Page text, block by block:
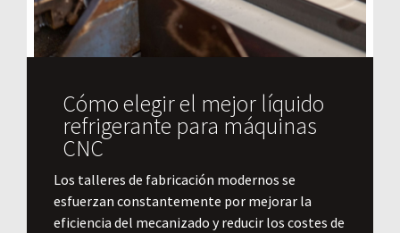
Cómo elegir el mejor líquido
refrigerante para máquinas
CNC
Los talleres de fabricación modernos se
esfuerzan constantemente por mejorar la
eficiencia del mecanizado y reducir los costes de